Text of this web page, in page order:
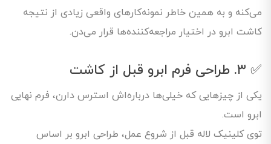
می‌کنه و به همین خاطر نمونه‌کارهای واقعی زیادی از نتیجه
کاشت ابرو در اختیار مراجعه‌کننده‌ها قرار می‌دن.
✅ ۳. طراحی فرم ابرو قبل از کاشت
یکی از چیزهایی که خیلی‌ها درباره‌اش استرس دارن، فرم نهایی
ابرو است.
توی کلینیک لاله قبل از شروع عمل، طراحی ابرو بر اساس